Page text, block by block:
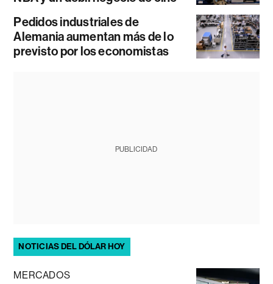
Pedidos industriales de
Alemania aumentan más de lo
previsto por los economistas
PUBLICIDAD
NOTICIAS DEL DÓLAR HOY
MERCADOS